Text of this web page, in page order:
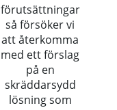
förutsättningar
så försöker vi
att återkomma
med ett förslag
på en
skräddarsydd
lösning som